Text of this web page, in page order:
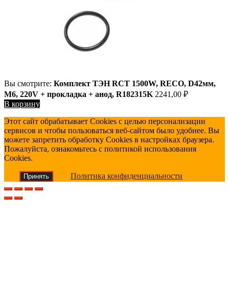
Вы смотрите: Комплект ТЭН RCT 1500W, RECO, D42мм,
М6, 220V + прокладка + анод, R182315K 2241,00 ₽
В корзину
Этот сайт обрабатывает Cookies с целью персонализации
сервисов и чтобы пользоваться веб-сайтом было удобнее. Вы
можете запретить обработку Cookies в настройках браузера.
Пожалуйста, ознакомьтесь с политикой использования
Cookies.
Принять Политика конфиденциальности